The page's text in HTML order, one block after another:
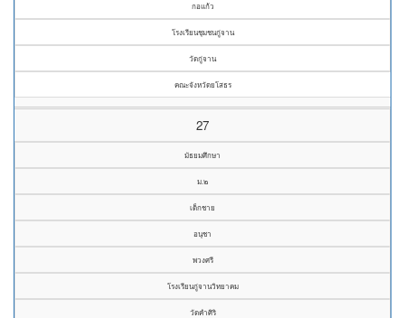
กอแก้ว
โรงเรียนชุมชนกู่จาน
วัดกู่จาน
คณะจังหวัดยโสธร
27
มัธยมศึกษา
ม.๒
เด็กชาย
อนุชา
พวงศรี
โรงเรียนกู่จานวิทยาคม
วัดคำศิริ